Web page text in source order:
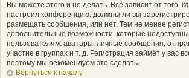
Вы можете этого и не делать. Всё зависит от того,
настроил конференцию: должны ли вы
размещать сообщения, или нет. Тем не менее
дополнительные возможности, которые
пользователям: аватары, личные сообщения,
участие в группах и т. д. Регистрация займёт у вас
поэтому мы рекомендуем это сделать.
Вернуться к началу